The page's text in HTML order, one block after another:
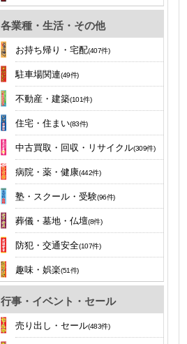
各業種・生活・その他
お持ち帰り・宅配(407件)
駐車場関連(49件)
不動産・建築(101件)
住宅・住まい(83件)
中古買取・回収・リサイクル(309件)
病院・薬・健康(442件)
塾・スクール・受験(96件)
葬儀・墓地・仏壇(8件)
防犯・交通安全(107件)
趣味・娯楽(51件)
行事・イベント・セール
売り出し・セール(483件)